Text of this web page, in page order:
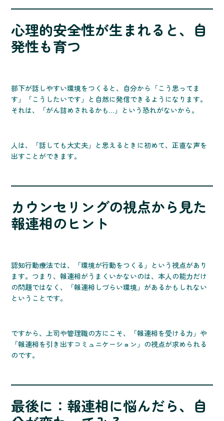
心理的安全性が生まれると、自
発性も育つ
部下が話しやすい環境をつくると、自分から「こう思ってま
す」「こうしたいです」と自然に発信できるようになります。
それは、「がん詰めされるかも…」という恐れがないから。
人は、「話しても大丈夫」と思えるときに初めて、正直な声を
出すことができます。
カウンセリングの視点から見た
報連相のヒント
認知行動療法では、「環境が行動をつくる」という視点があり
ます。つまり、報連相がうまくいかないのは、本人の能力だけ
の問題ではなく、「報連相しづらい環境」があるかもしれない
ということです。
ですから、上司や管理職の方にこそ、「報連相を受ける力」や
「報連相を引き出すコミュニケーション」の視点が求められる
のです。
最後に：報連相に悩んだら、自